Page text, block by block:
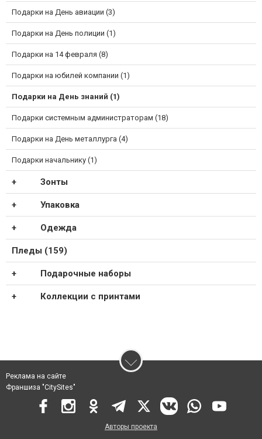
Подарки на День авиации (3)
Подарки на День полиции (1)
Подарки на 14 февраля (8)
Подарки на юбилей компании (1)
Подарки на День знаний (1)
Подарки системным администраторам (18)
Подарки на День металлурга (4)
Подарки начальнику (1)
Зонты
Упаковка
Одежда
Пледы (159)
Подарочные наборы
Коллекции с принтами
Реклама на сайте
Франшиза "CitySites"
Авторы проекта